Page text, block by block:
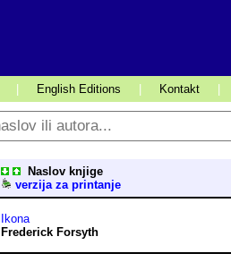
English Editions Kontakt
Naslov knjige
verzija za printanje
Ikona
Frederick Forsyth